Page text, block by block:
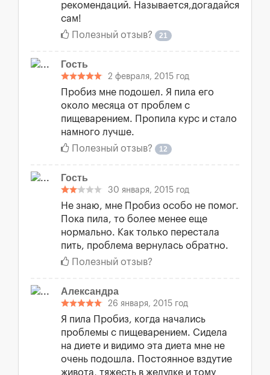
рекомендаций. Называется,догадайся
сам!
Полезный отзыв?
21
Гость
2 февраля, 2015 год
Пробиз мне подошел. Я пила его
около месяца от проблем с
пищеварением. Пропила курс и стало
намного лучше.
Полезный отзыв?
12
Гость
30 января, 2015 год
Не знаю, мне Пробиз особо не помог.
Пока пила, то более менее еще
нормально. Как только перестала
пить, проблема вернулась обратно.
Полезный отзыв?
Александра
26 января, 2015 год
Я пила Пробиз, когда начались
проблемы с пищеварением. Сидела
на диете и видимо эта диета мне не
очень подошла. Постоянное вздутие
живота, тяжесть в желудке и тому